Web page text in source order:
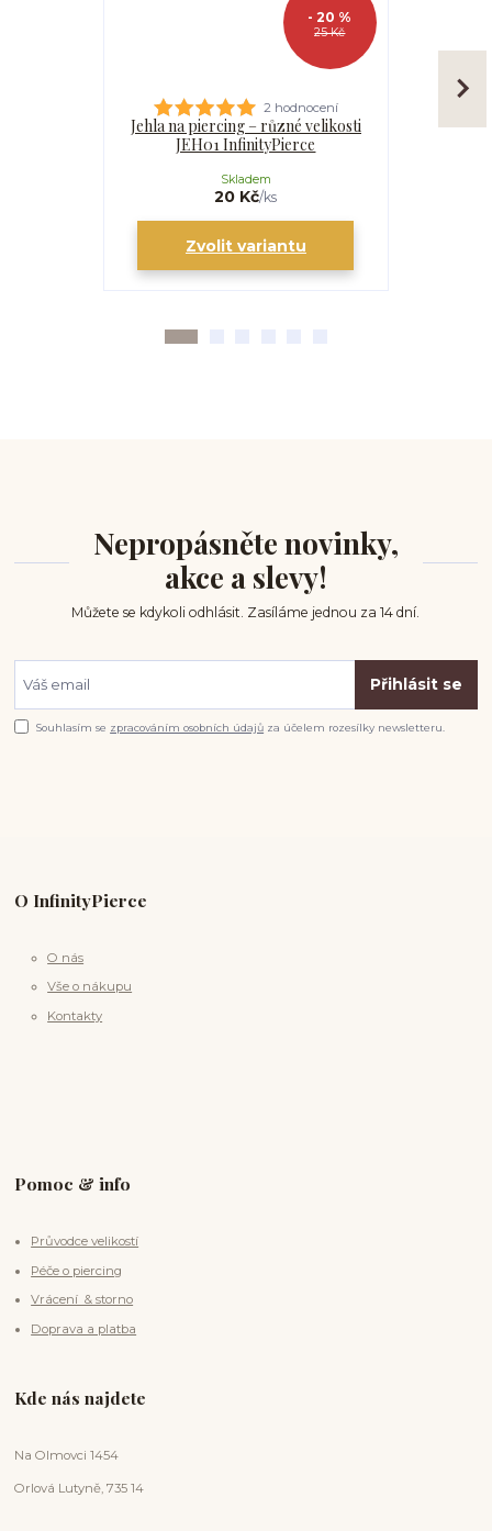
25 Kč
- 20 %
2 hodnocení
Jehla na piercing – různé velikosti
JEH01 InfinityPierce
20 Kč/ks
Skladem
Zvolit variantu
Nepropásněte novinky,
akce a slevy!
Můžete se kdykoli odhlásit. Zasíláme jednou za 14 dní.
Přihlásit se
Souhlasím se zpracováním osobních údajů za účelem rozesílky newsletteru.
O InfinityPierce
O nás
Vše o nákupu
Kontakty
Pomoc & info
Průvodce velikostí
Péče o piercing
Vrácení & storno
Doprava a platba
Kde nás najdete
Na Olmovci 1454
Orlová Lutyně, 735 14